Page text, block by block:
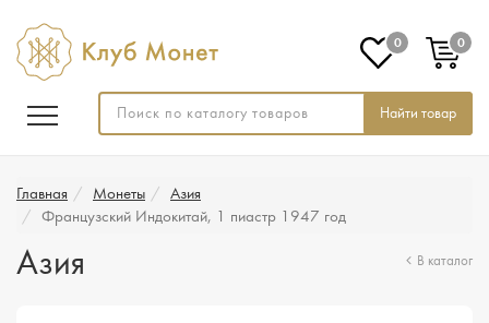
Найти товар
0 0
Главная Монеты
Азия
Французский Индокитай, 1 пиастр 1947 год
Азия В каталог